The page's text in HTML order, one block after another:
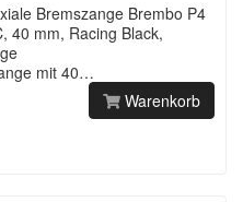
Bremszange Brembo P4
40 mm, Racing Black,
mit 40…
Warenkorb